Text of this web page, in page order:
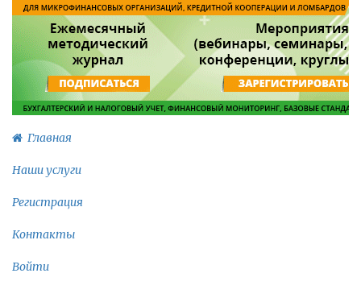
Главная
Наши услуги
Регистрация
Контакты
Войти